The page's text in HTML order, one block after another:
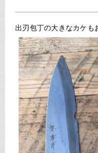
出刃包丁の大きなカケも